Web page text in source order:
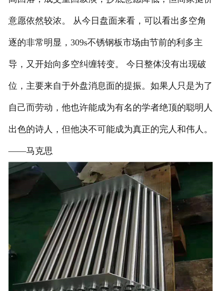
意愿依然较浓。 从今日盘面来看，可以看出多空角
逐的非常明显，309s不锈钢板市场由节前的利多主
导，又开始向多空纠缠转变。 今日整体没有出现破
位，主要来自于外盘消息面的提振。如果人只是为了
自己而劳动，他也许能成为有名的学者绝顶的聪明人
出色的诗人，但他决不可能成为真正的完人和伟人。
——马克思